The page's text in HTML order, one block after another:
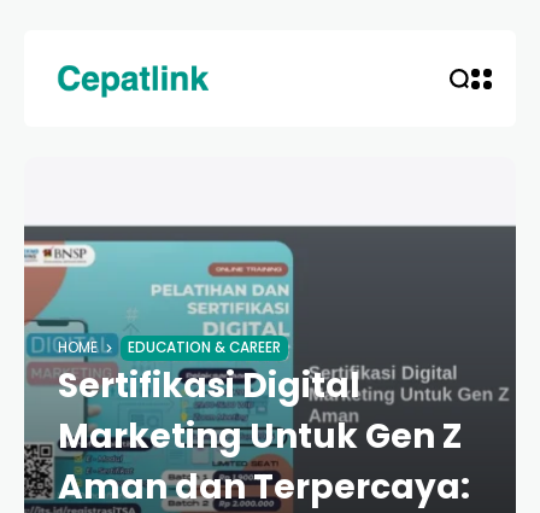
HOME EDUCATION & CAREER
Sertifikasi Digital
Marketing Untuk Gen Z
Aman dan Terpercaya: